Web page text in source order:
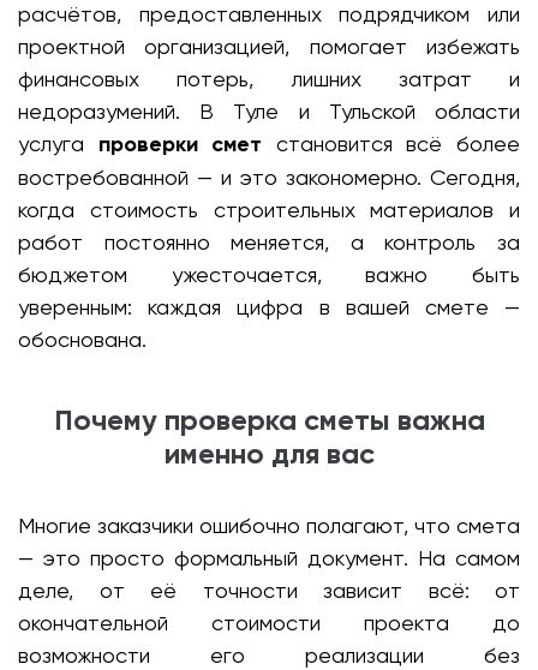
расчётов, предоставленных подрядчиком или
проектной организацией, помогает избежать
финансовых потерь, лишних затрат и
недоразумений. В Туле и Тульской области
услуга проверки смет становится всё более
востребованной — и это закономерно. Сегодня,
когда стоимость строительных материалов и
работ постоянно меняется, а контроль за
бюджетом ужесточается, важно быть
уверенным: каждая цифра в вашей смете —
обоснована.
Почему проверка сметы важна
именно для вас
Многие заказчики ошибочно полагают, что смета
— это просто формальный документ. На самом
деле, от её точности зависит всё: от
окончательной стоимости проекта до
возможности его реализации без